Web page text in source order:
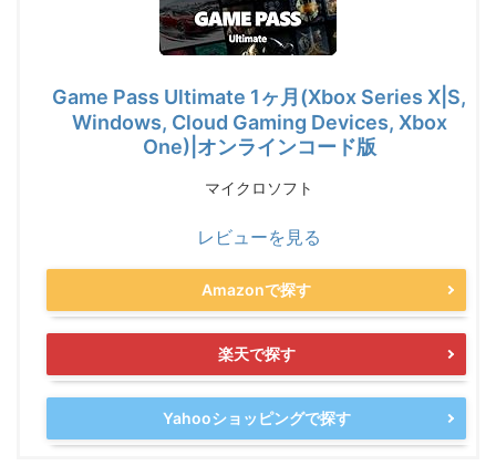
Game Pass Ultimate 1ヶ月(Xbox Series X|S,
Windows, Cloud Gaming Devices, Xbox
One)|オンラインコード版
マイクロソフト
レビューを見る
Amazonで探す
楽天で探す
Yahooショッピングで探す